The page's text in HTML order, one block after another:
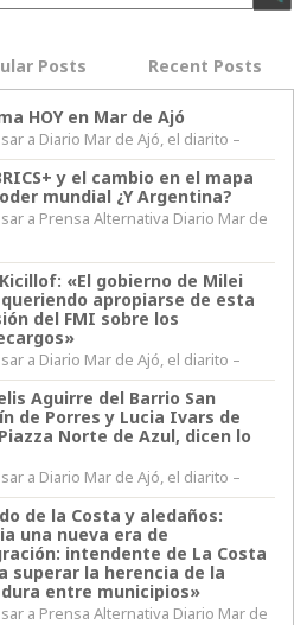
Posts Recent Posts
HOY en Mar de Ajó
a Diario Mar de Ajó, el diarito –
y el cambio en el mapa
mundial ¿Y Argentina?
a Prensa Alternativa Diario Mar de
«El gobierno de Milei
apropiarse de esta
del FMI sobre los
a Diario Mar de Ajó, el diarito –
Aguirre del Barrio San
de Porres y Lucia Ivars de
Norte de Azul, dicen lo
a Diario Mar de Ajó, el diarito –
de la Costa y aledaños:
una nueva era de
intendente de La Costa
superar la herencia de la
entre municipios»
a Prensa Alternativa Diario Mar de